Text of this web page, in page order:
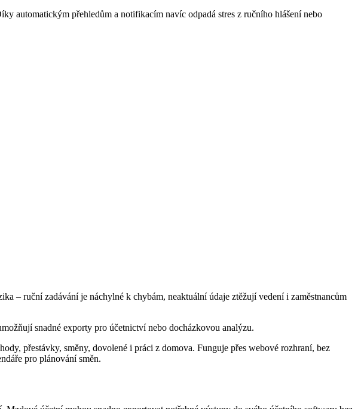
automatickým přehledům a notifikacím navíc odpadá stres z ručního hlášení nebo
– ruční zadávání je náchylné k chybám, neaktuální údaje ztěžují vedení i zaměstnancům
snadné exporty pro účetnictví nebo docházkovou analýzu.
přestávky, směny, dovolené i práci z domova. Funguje přes webové rozhraní, bez
pro plánování směn.